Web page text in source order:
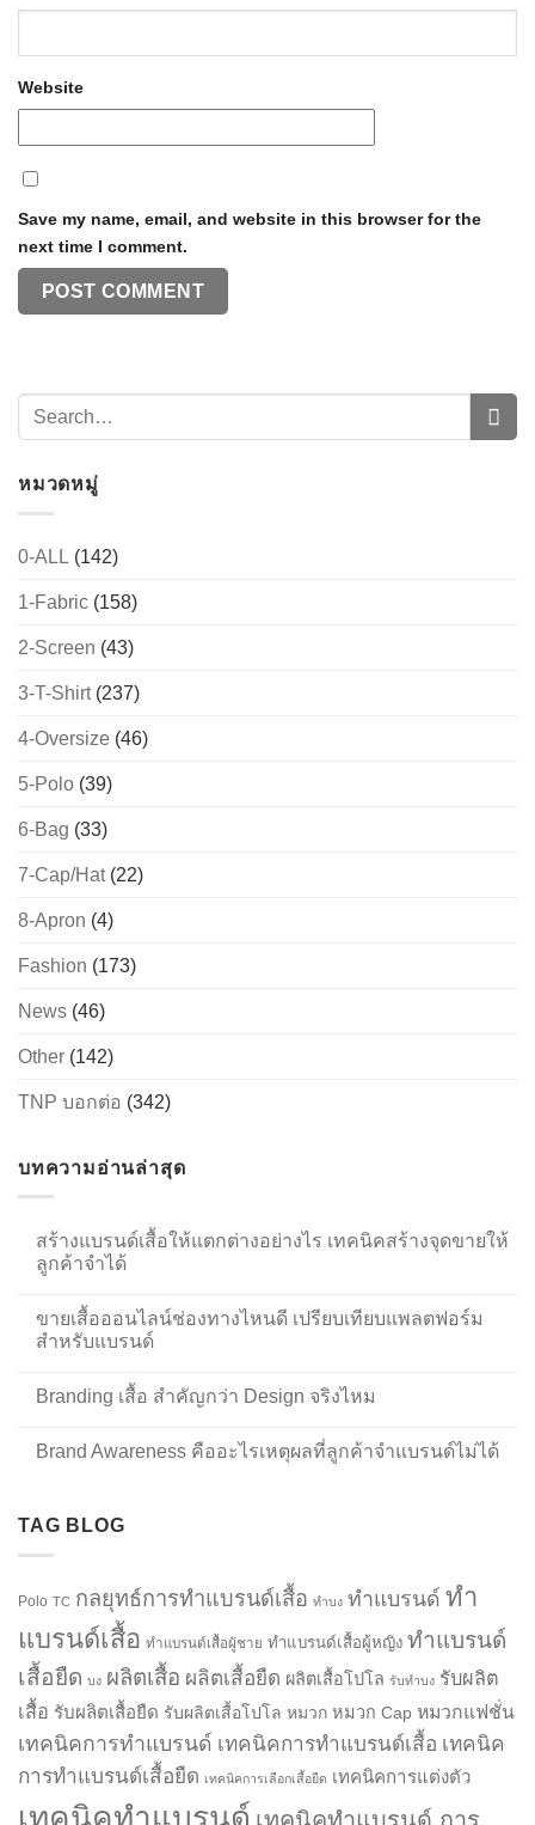
Website
Save my name, email, and website in this browser for the
next time I comment.
หมวดหมู่
0-ALL (142)
1-Fabric (158)
2-Screen (43)
3-T-Shirt(237)
4-Oversize (46)
5-Polo (39)
6-Bag (33)
7-Cap/Hat(22)
8-Apron (4)
Fashion (173)
News (46)
Other (142)
TNP บอกต่อ (342)
บทความอ่านล่าสุด
สร้างแบรนด์เสื้อให้แตกต่างอย่างไร เทคนิคสร้างจุดขายให้
ลูกค้าจำได้
ขายเสื้อออนไลน์ช่องทางไหนดี เปรียบเทียบแพลตฟอร์ม
สำหรับแบรนด์
Branding เสื้อ สำคัญกว่า Design จริงไหม
Brand Awareness คืออะไรเหตุผลที่ลูกค้าจำแบรนด์ไม่ได้
TAG BLOG
Polo TC กลยุทธ์การทำแบรนด์เสื้อ ทำบง ทำแบรนด์ ทำ
แบรนด์เสื้อ ทำแบรนด์เสื้อผู้ชาย ทำแบรนด์เสื้อผู้หญิง ทำแบรนด์
เสื้อยืด บง ผลิตเสื้อ ผลิตเสื้อยืด ผลิตเสื้อโปโล รับทำบง รับผลิต
เสื้อ รับผลิตเสื้อยืด รับผลิตเสื้อโปโล หมวก หมวก Cap หมวกแฟชั่น
เทคนิคการทำแบรนด์ เทคนิคการทำแบรนด์เสื้อ เทคนิค
การทำแบรนด์เสื้อยืด เทคนิคการเลือกเสื้อยืด เทคนิคการแต่งตัว
เทคนิคทำแบรนด์